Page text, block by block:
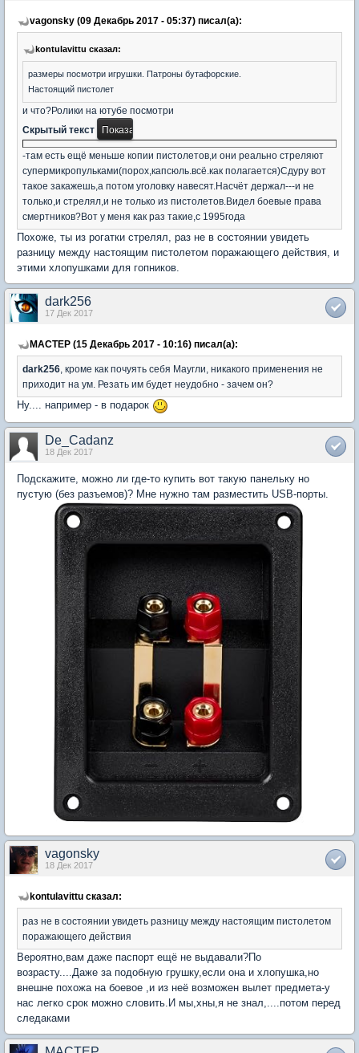
vagonsky (09 Декабрь 2017 - 05:37) писал(а):
kontulavittu сказал:
размеры посмотри игрушки. Патроны бутафорские.
Настоящий пистолет
и что?Ролики на ютубе посмотри
Скрытый текст
-там есть ещё меньше копии пистолетов,и они реально стреляют
супермикропульками(порох,капсюль.всё.как полагается)Сдуру вот
такое закажешь,а потом уголовку навесят.Насчёт держал---и не
только,и стрелял,и не только из пистолетов.Видел боевые права
смертников?Вот у меня как раз такие,с 1995года
Похоже, ты из рогатки стрелял, раз не в состоянии увидеть
разницу между настоящим пистолетом поражающего действия, и
этими хлопушками для гопников.
dark256
17 Дек 2017
MACTEP (15 Декабрь 2017 - 10:16) писал(а):
dark256 , кроме как почуять себя Маугли, никакого применения не
приходит на ум. Резать им будет неудобно - зачем он?
Ну.... например - в подарок
De_Cadanz
18 Дек 2017
Подскажите, можно ли где-то купить вот такую панельку но
пустую (без разъемов)? Мне нужно там разместить USB-порты.
vagonsky
18 Дек 2017
kontulavittu сказал:
раз не в состоянии увидеть разницу между настоящим пистолетом
поражающего действия
Вероятно,вам даже паспорт ещё не выдавали?По
возрасту....Даже за подобную грушку,если она и хлопушка,но
внешне похожа на боевое ,и из неё возможен вылет предмета-у
нас легко срок можно словить.И мы,хны,я не знал,....потом перед
следаками